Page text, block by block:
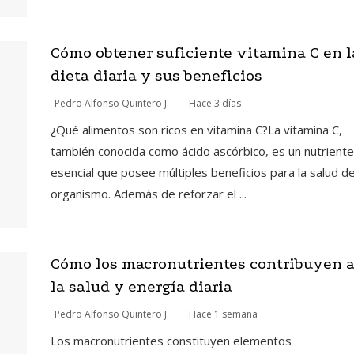
Cómo obtener suficiente vitamina C en
dieta diaria y sus beneficios
Pedro Alfonso Quintero J. Hace 3 días
¿Qué alimentos son ricos en vitamina C?La vitamina C,
también conocida como ácido ascórbico, es un nutriente
esencial que posee múltiples beneficios para la salud
organismo. Además de reforzar el ...
Cómo los macronutrientes contribuyen a
la salud y energía diaria
Pedro Alfonso Quintero J. Hace 1 semana
Los macronutrientes constituyen elementos